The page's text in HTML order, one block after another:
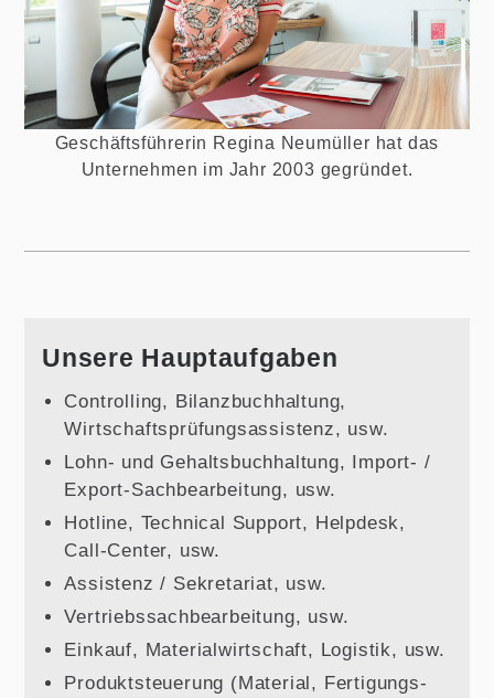
Geschäftsführerin Regina Neumüller hat das
Unternehmen im Jahr 2003 gegründet.
Unsere Hauptaufgaben
Controlling, Bilanzbuchhaltung,
Wirtschaftsprüfungsassistenz, usw.
Lohn- und Gehaltsbuchhaltung, Import- /
Export-Sachbearbeitung, usw.
Hotline, Technical Support, Helpdesk,
Call-Center, usw.
Assistenz / Sekretariat, usw.
Vertriebssachbearbeitung, usw.
Einkauf, Materialwirtschaft, Logistik, usw.
Produktsteuerung (Material, Fertigungs-